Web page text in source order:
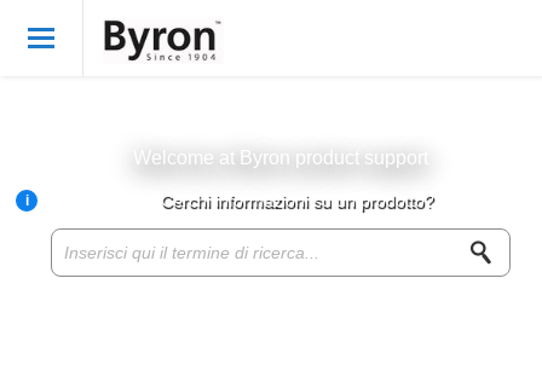
Byron Products
Product knowledge base
Welcome at Byron product support
Cerchi informazioni su un prodotto?
i